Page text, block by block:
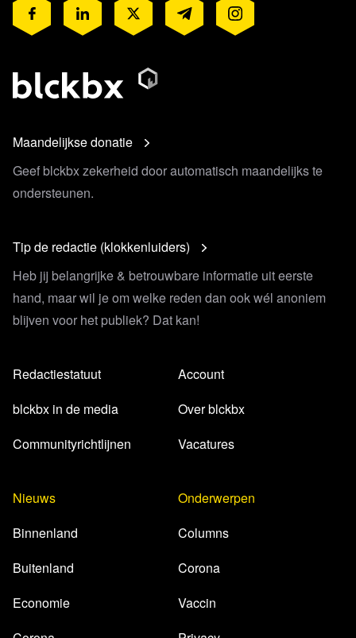
Maandelijkse donatie
Geef blckbx zekerheid door automatisch maandelijks te
ondersteunen.
Tip de redactie (klokkenluiders)
Heb jij belangrijke & betrouwbare informatie uit eerste
hand, maar wil je om welke reden dan ook wél anoniem
blijven voor het publiek? Dat kan!
Redactiestatuut
blckbx in de media
Communityrichtlijnen
Account
Over blckbx
Vacatures
Nieuws
Binnenland
Buitenland
Economie
Onderwerpen
Columns
Corona
Vaccin